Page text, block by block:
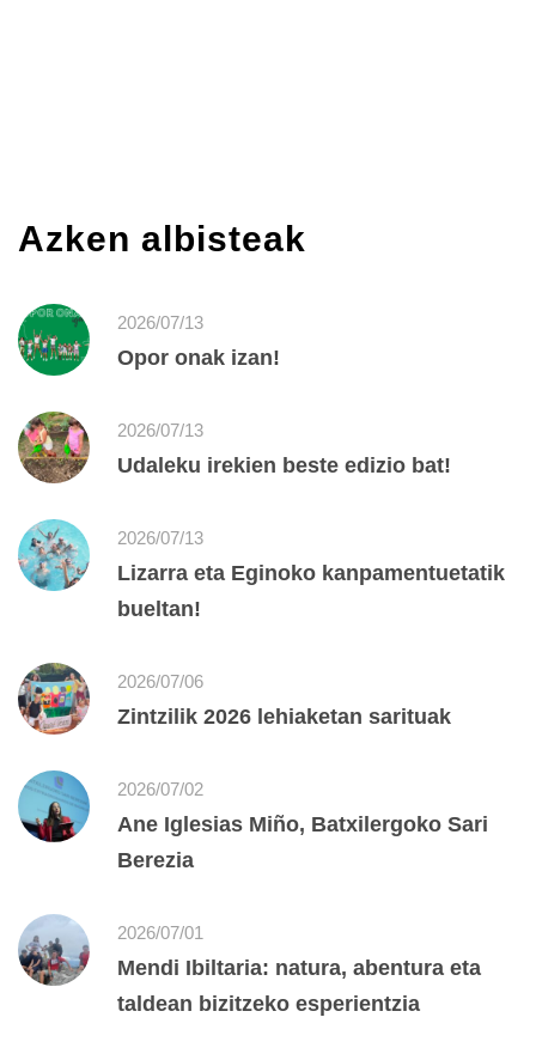
Azken albisteak
2026/07/13
Opor onak izan!
2026/07/13
Udaleku irekien beste edizio bat!
2026/07/13
Lizarra eta Eginoko kanpamentuetatik
bueltan!
2026/07/06
Zintzilik 2026 lehiaketan sarituak
2026/07/02
Ane Iglesias Miño, Batxilergoko Sari
Berezia
2026/07/01
Mendi Ibiltaria: natura, abentura eta
taldean bizitzeko esperientzia